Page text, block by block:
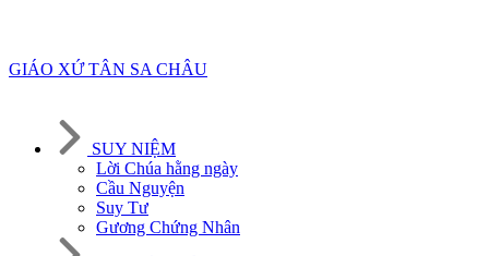
GIÁO XỨ TÂN SA CHÂU
SUY NIỆM
Lời Chúa hằng ngày
Cầu Nguyện
Suy Tư
Gương Chứng Nhân